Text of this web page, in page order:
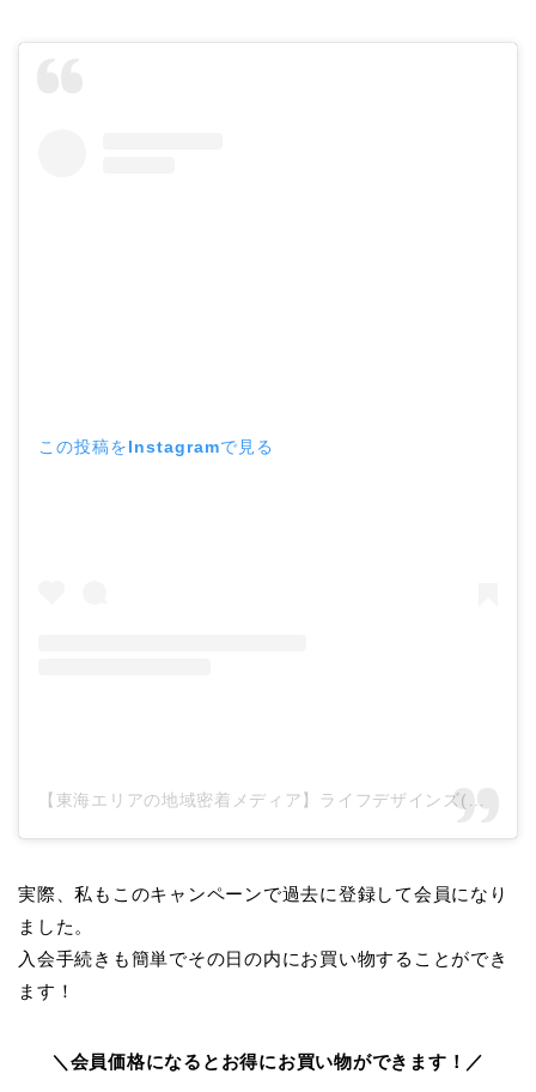
この投稿をInstagramで見る
実際、私もこのキャンペーンで過去に登録して会員になり
ました。
入会手続きも簡単でその日の内にお買い物することができ
ます！
＼会員価格になるとお得にお買い物ができます！／